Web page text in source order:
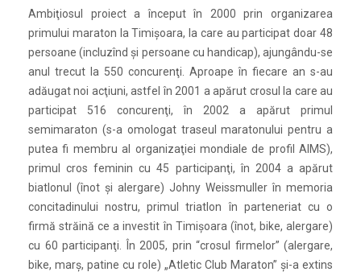
Ambiţiosul proiect a început în 2000 prin organizarea
primului maraton la Timişoara, la care au participat doar 48
persoane (incluzînd şi persoane cu handicap), ajungându-se
anul trecut la 550 concurenţi. Aproape în fiecare an s-au
adăugat noi acţiuni, astfel în 2001 a apărut crosul la care au
participat 516 concurenţi, în 2002 a apărut primul
semimaraton (s-a omologat traseul maratonului pentru a
putea fi membru al organizaţiei mondiale de profil AIMS),
primul cros feminin cu 45 participanţi, în 2004 a apărut
biatlonul (înot şi alergare) Johny Weissmuller în memoria
concitadinului nostru, primul triatlon în parteneriat cu o
firmă străină ce a investit în Timişoara (înot, bike, alergare)
cu 60 participanţi. În 2005, prin “crosul firmelor” (alergare,
bike, marş, patine cu role) „Atletic Club Maraton” şi-a extins